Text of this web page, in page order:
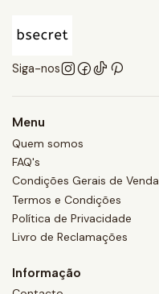
Siga-nos
Menu
Quem somos
FAQ's
Condições Gerais de Venda
Termos e Condições
Política de Privacidade
Livro de Reclamações
Informação